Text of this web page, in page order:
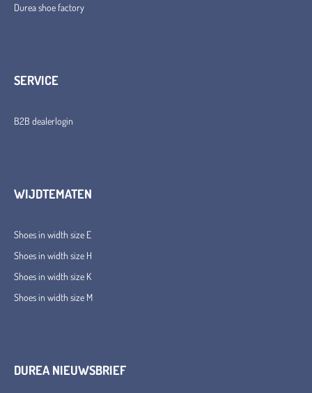
Durea shoe factory
SERVICE
B2B dealerlogin
WIJDTEMATEN
Shoes in width size E
Shoes in width size H
Shoes in width size K
Shoes in width size M
DUREA NIEUWSBRIEF